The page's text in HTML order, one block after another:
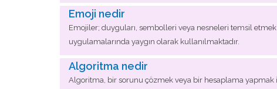
Emoji nedir
Emojiler; duyguları, sembolleri veya nesneleri temsil
uygulamalarında yaygın olarak kullanılmaktadır.
Algoritma nedir
Algoritma, bir sorunu çözmek veya bir hesaplama yapmak